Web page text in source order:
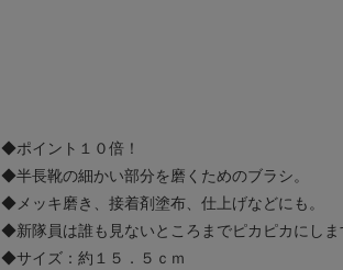
◆ポイント１０倍！
◆半長靴の細かい部分を磨くためのブラシ。
◆メッキ磨き、接着剤塗布、仕上げなどにも。
◆新隊員は誰も見ないところまでピカピカにしま
◆サイズ：約１５．５ｃｍ